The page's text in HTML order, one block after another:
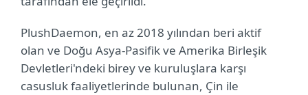
PlushDaemon, en az 2018 yılından beri aktif
olan ve Doğu Asya-Pasifik ve Amerika Birleşik
Devletleri'ndeki birey ve kuruluşlara karşı
casusluk faaliyetlerinde bulunan, Çin ile